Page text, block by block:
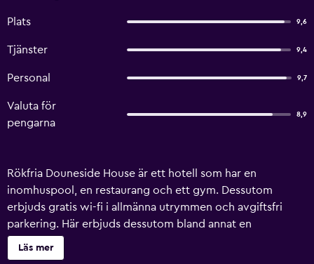
Plats 9,6
Tjänster 9,4
Personal 9,7
Valuta för
pengarna
8,9
Rökfria Douneside House är ett hotell som har en
inomhuspool, en restaurang och ett gym. Dessutom
erbjuds gratis wi-fi i allmänna utrymmen och avgiftsfri
parkering. Här erbjuds dessutom bland annat en
bar/lounge, en snackbar/deli och en bastu. Douneside
House erbjuder 13 rum med gratis flaskvatten och hårtork.
Läs mer